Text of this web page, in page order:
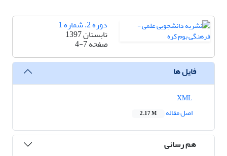
دوره 2، شماره 1
تابستان 1397
صفحه4-7
فایل ها
اصل مقاله
2.17 M
هم رسانی